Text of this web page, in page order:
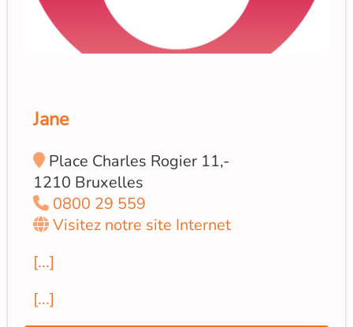
Jane
Place Charles Rogier 11,-
1210 Bruxelles
0800 29 559
Visitez notre site Internet
[...]
[...]